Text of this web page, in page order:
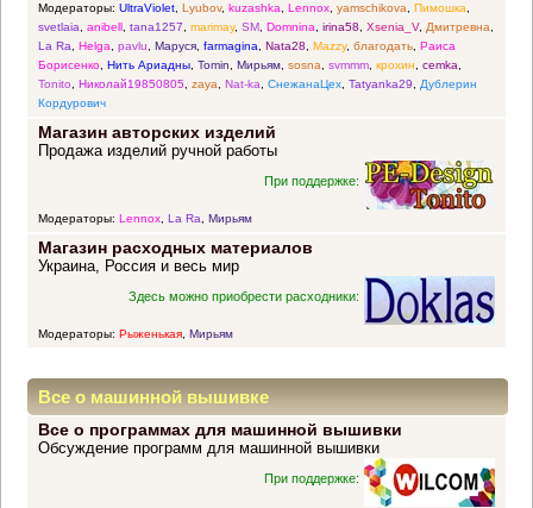
Модераторы: UltraViolet, Lyubov, kuzashka, Lennox, yamschikova, Пимошка,
svetlaia, anibell, tana1257, marimay, SM, Domnina, irina58, Xsenia_V, Дмитревна,
La Ra, Helga, pavlu, Маруся, farmagina, Nata28, Mazzy, благодать, Раиса
Борисенко, Нить Ариадны, Tomin, Мирьям, sosna, svmmm, крохин, cemka,
Tonito, Николай19850805, zaya, Nat-ka, СнежанаЦех, Tatyanka29, Дублерин
Кордурович
Магазин авторских изделий
Продажа изделий ручной работы
При поддержке:
Модераторы: Lennox, La Ra, Мирьям
Магазин расходных материалов
Украина, Россия и весь мир
Здесь можно приобрести расходники:
Модераторы: Рыженькая, Мирьям
Все о машинной вышивке
Все о программах для машинной вышивки
Обсуждение программ для машинной вышивки
При поддержке: